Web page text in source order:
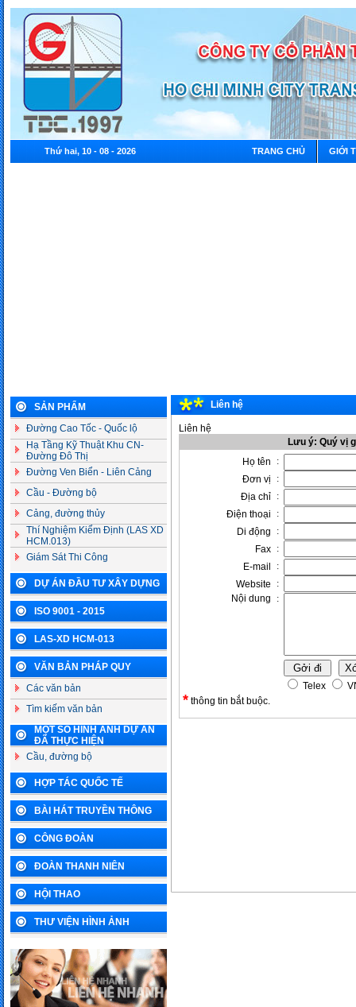
Thứ hai, 10 - 08 - 2026 TRANG CHỦ GIỚI
SẢN PHẨM
Đường Cao Tốc - Quốc lộ
Hạ Tầng Kỹ Thuật Khu CN-
Đường Đô Thị
Đường Ven Biển - Liên Cảng
Cầu - Đường bộ
Cảng, đường thủy
Thí Nghiệm Kiểm Định (LAS XD
HCM.013)
Giám Sát Thi Công
DỰ ÁN ĐẦU TƯ XÂY DỰNG
ISO 9001 - 2015
LAS-XD HCM-013
VĂN BẢN PHÁP QUY
Các văn bản
Tìm kiếm văn bản
MỘT SỐ HÌNH ẢNH DỰ ÁN
ĐÃ THỰC HIỆN
Cầu, đường bộ
HỢP TÁC QUỐC TẾ
BÀI HÁT TRUYỀN THÔNG
CÔNG ĐOÀN
ĐOÀN THANH NIÊN
HỘI THAO
THƯ VIỆN HÌNH ẢNH
Liên hệ
Liên hệ
Lưu ý: Quý vị
Họ tên
:
Đơn vị
:
Địa chỉ :
Điện thoại
:
Di động
:
Fax :
E-mail
:
Website
:
Nội dung
:
Telex
* thông tin bắt buộc.